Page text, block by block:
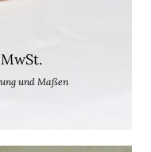
und Maßen